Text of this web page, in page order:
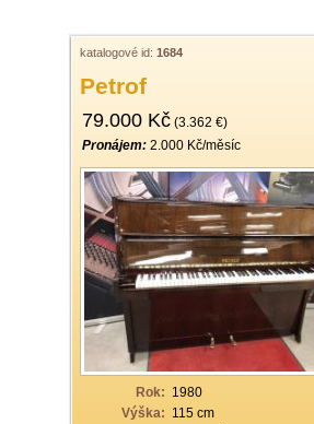
27
28
29
30
31
32
33
35
katalogové id: 1684
Petrof
79.000 Kč (3.362 €)
Pronájem: 2.000 Kč/měsíc
Rok: 1980
Výška: 115 cm